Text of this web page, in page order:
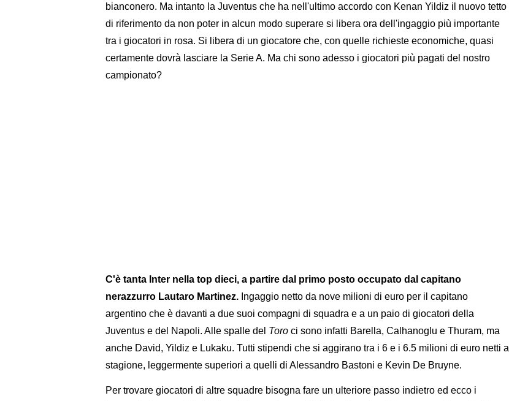
bianconero. Ma intanto la Juventus che ha nell'ultimo accordo con Kenan Yildiz il nuovo tetto
di riferimento da non poter in alcun modo superare si libera ora dell'ingaggio più importante
tra i giocatori in rosa. Si libera di un giocatore che, con quelle richieste economiche, quasi
certamente dovrà lasciare la Serie A. Ma chi sono adesso i giocatori più pagati del nostro
campionato?
C'è tanta Inter nella top dieci, a partire dal primo posto occupato dal capitano
nerazzurro Lautaro Martinez. Ingaggio netto da nove milioni di euro per il capitano
argentino che è davanti a due suoi compagni di squadra e a un paio di giocatori della
Juventus e del Napoli. Alle spalle del Toro ci sono infatti Barella, Calhanoglu e Thuram, ma
anche David, Yildiz e Lukaku. Tutti stipendi che si aggirano tra i 6 e i 6.5 milioni di euro netti a
stagione, leggermente superiori a quelli di Alessandro Bastoni e Kevin De Bruyne.
Per trovare giocatori di altre squadre bisogna fare un ulteriore passo indietro ed ecco i